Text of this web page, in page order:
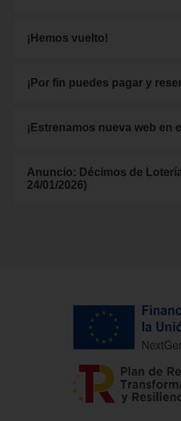
¡Hemos vuelto!
¡Por fin puedes pagar y
¡Estrenamos nueva web en
Anuncio: Décimos de
24/01/2026)